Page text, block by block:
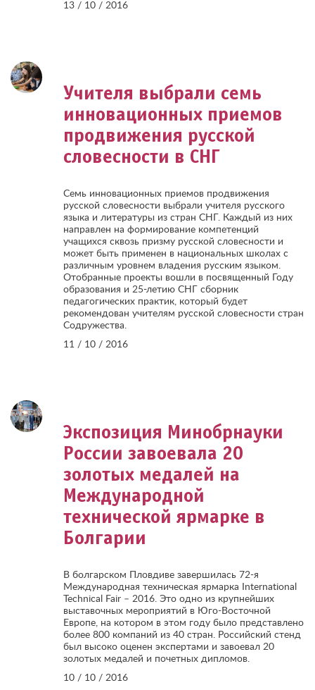
13 / 10 / 2016
Учителя выбрали семь
инновационных приемов
продвижения русской
словесности в СНГ
Семь инновационных приемов продвижения
русской словесности выбрали учителя русского
языка и литературы из стран СНГ. Каждый из них
направлен на формирование компетенций
учащихся сквозь призму русской словесности и
может быть применен в национальных школах с
различным уровнем владения русским языком.
Отобранные проекты вошли в посвященный Году
образования и 25-летию СНГ сборник
педагогических практик, который будет
рекомендован учителям русской словесности стран
Содружества.
11 / 10 / 2016
Экспозиция Минобрнауки
России завоевала 20
золотых медалей на
Международной
технической ярмарке в
Болгарии
В болгарском Пловдиве завершилась 72-я
Международная техническая ярмарка International
Technical Fair – 2016. Это одно из крупнейших
выставочных мероприятий в Юго-Восточной
Европе, на котором в этом году было представлено
более 800 компаний из 40 стран. Российский стенд
был высоко оценен экспертами и завоевал 20
золотых медалей и почетных дипломов.
10 / 10 / 2016